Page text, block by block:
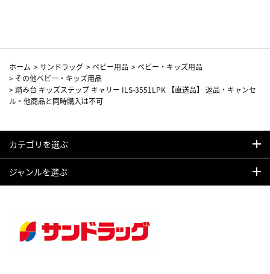
ホーム >サンドラッグ >ベビー用品 >ベビー・キッズ用品
> その他ベビー・キッズ用品
> 踏み台 キッズステップ キャリー ILS-3551LPK 【直送品】 返品・キャンセ
ル・他商品と同時購入は不可
カテゴリを選ぶ
ジャンルを選ぶ